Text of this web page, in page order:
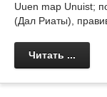
Uuen map Unuist;
(Дал Риаты),
Читать ...